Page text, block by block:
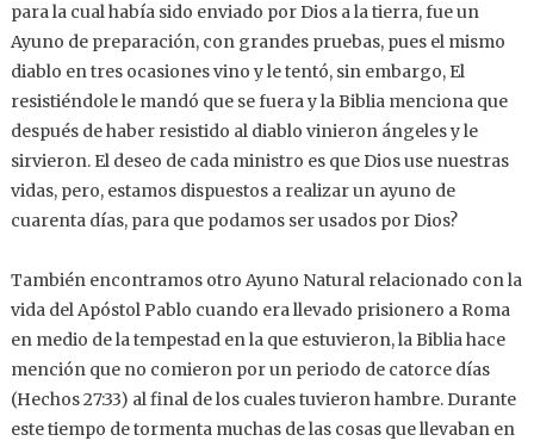
para la cual había sido enviado por Dios a la tierra, fue un
Ayuno de preparación, con grandes pruebas, pues el mismo
diablo en tres ocasiones vino y le tentó, sin embargo, El
resistiéndole le mandó que se fuera y la Biblia menciona que
después de haber resistido al diablo vinieron ángeles y le
sirvieron. El deseo de cada ministro es que Dios use nuestras
vidas, pero, estamos dispuestos a realizar un ayuno de
cuarenta días, para que podamos ser usados por Dios?
También encontramos otro Ayuno Natural relacionado con la
vida del Apóstol Pablo cuando era llevado prisionero a Roma
en medio de la tempestad en la que estuvieron, la Biblia hace
mención que no comieron por un periodo de catorce días
(Hechos 27:33) al final de los cuales tuvieron hambre. Durante
este tiempo de tormenta muchas de las cosas que llevaban en